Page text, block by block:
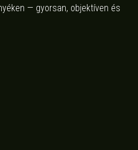
— gyorsan, objektíven és